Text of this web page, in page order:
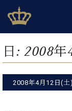
to
content
ベヒシュタインジ
BECHSTEIN
タ
ロ
グ
ベ
ヒ
ベ
ヒ
シ
ド
イ
ツ
メ
ル
マ
シ
企
業
情
日: 2008年
2008年4月12日(土)